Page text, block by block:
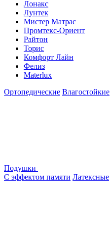
Лонакс
Лунтек
Мистер Матрас
Промтекс-Ориент
Райтон
Торис
Комфорт Лайн
Фелиз
Materlux
Ортопедические Влагостойкие
Подушки
С эффектом памяти Латексные